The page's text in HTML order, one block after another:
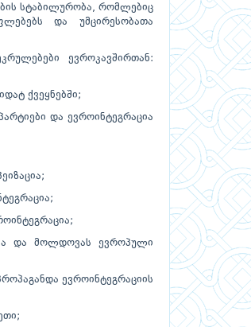
სტაბილურობა, რომლებიც
და უმცირესობათა
ევროკავშირთან:
ქვეყნებში;
და ევროინტეგრაცია
და მოლდოვას ევროპული
ევროინტეგრაციის